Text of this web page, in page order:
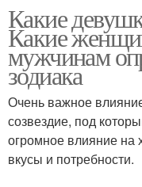
Какие
Какие
мужчинам
зодиака
Очень важное
созвездие, под
огромное влияние на
вкусы и потребности.